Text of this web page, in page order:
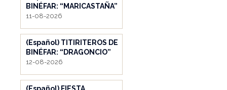
BINÉFAR: “MARICASTAÑA”
11-08-2026
(Español) TITIRITEROS DE
BINÉFAR: “DRAGONCIO”
12-08-2026